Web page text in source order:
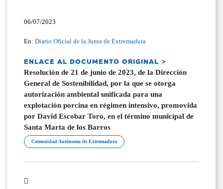
06/07/2023
En:Diario Oficial de la Junta de Extremadura
ENLACE AL DOCUMENTO ORIGINAL >
Resolución de 21 de junio de 2023, de la Dirección
General de Sostenibilidad, por la que se otorga
autorización ambiental unificada para una
explotación porcina en régimen intensivo, promovida
por David Escobar Toro, en el término municipal de
Santa Marta de los Barros
Comunidad Autónoma de Extremadura